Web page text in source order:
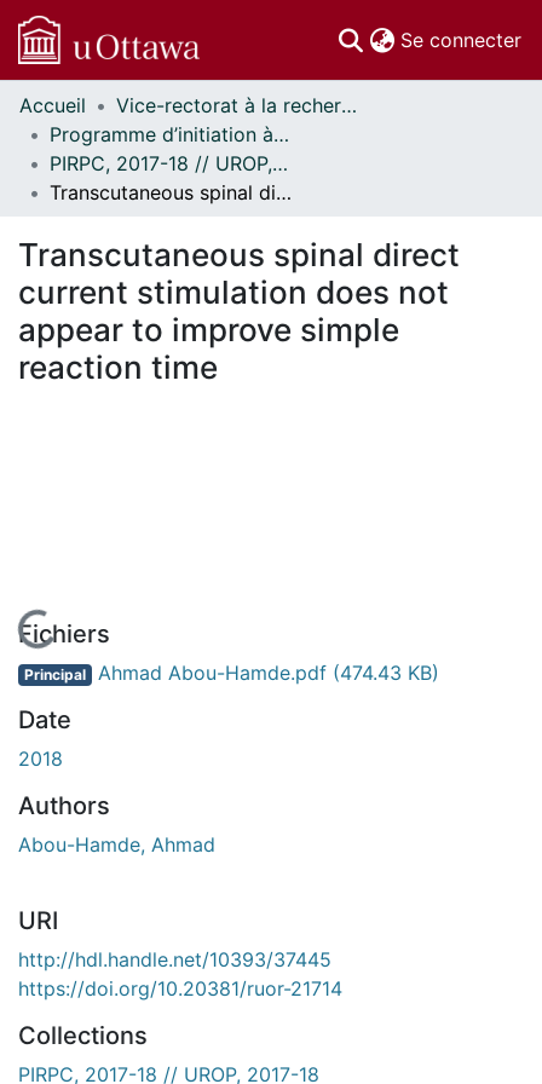
Se connecter
Communautés
et collections
Parcourir
Statistiques
À propos
Accueil
Vice-rectorat à la recherche // Office of the V-P, Research
Programme d’initiation à la recherche au premier cycle (PIRPC) // Undergraduate Research Opportunity Program (UROP)
PIRPC, 2017-18 // UROP, 2017-18
Transcutaneous spinal direct current stimulation does not appear to improve simple reaction time
Transcutaneous spinal direct
current stimulation does not
appear to improve simple
reaction time
En cours de chargement...
Fichiers
Principal Ahmad Abou-Hamde.pdf (474.43 KB)
Date
2018
Authors
Abou-Hamde, Ahmad
URI
http://hdl.handle.net/10393/37445
https://doi.org/10.20381/ruor-21714
Collections
PIRPC, 2017-18 // UROP, 2017-18